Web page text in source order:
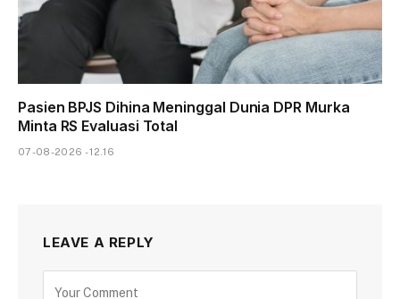
Pasien BPJS Dihina Meninggal Dunia DPR Murka
Minta RS Evaluasi Total
07-08-2026 - 12.16
LEAVE A REPLY